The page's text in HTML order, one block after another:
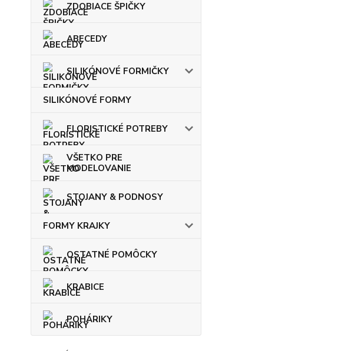
ZDOBIACE ŠPIČKY
ABECEDY
SILIKÓNOVÉ FORMIČKY
SILIKÓNOVÉ FORMY
FLORISTICKÉ POTREBY
VŠETKO PRE
MODELOVANIE
STOJANY & PODNOSY
FORMY KRAJKY
OSTATNÉ POMÔCKY
KRABICE
POHÁRIKY